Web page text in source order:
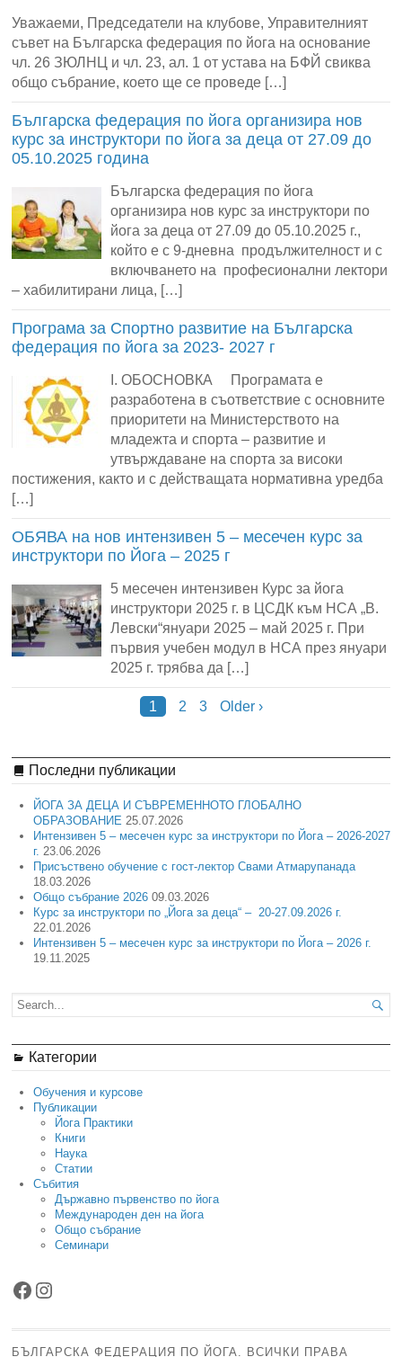
Уважаеми, Председатели на клубове, Управителният
съвет на Българска федерация по йога на основание
чл. 26 ЗЮЛНЦ и чл. 23, ал. 1 от устава на БФЙ свиква
общо събрание, което ще се проведе […]
Българска федерация по йога организира нов
курс за инструктори по йога за деца от 27.09 до
05.10.2025 година
Българска федерация по йога
организира нов курс за инструктори по
йога за деца от 27.09 до 05.10.2025 г.,
който е с 9-дневна продължителност и с
включването на професионални лектори
– хабилитирани лица, […]
Програма за Спортно развитие на Българска
федерация по йога за 2023- 2027 г
І. ОБОСНОВКА Програмата е
разработена в съответствие с основните
приоритети на Министерството на
младежта и спорта – развитие и
утвърждаване на спорта за високи
постижения, както и с действащата нормативна уредба
[…]
ОБЯВА на нов интензивен 5 – месечен курс за
инструктори по Йога – 2025 г
5 месечен интензивен Курс за йога
инструктори 2025 г. в ЦСДК към НСА „В.
Левски“януари 2025 – май 2025 г. При
първия учебен модул в НСА през януари
2025 г. трябва да […]
1 2 3 Older ›
Последни публикации
ЙОГА ЗА ДЕЦА И СЪВРЕМЕННОТО ГЛОБАЛНО
ОБРАЗОВАНИЕ 25.07.2026
Интензивен 5 – месечен курс за инструктори по Йога – 2026-2027
г. 23.06.2026
Присъствено обучение с гост-лектор Свами Атмарупанада
18.03.2026
Общо събрание 2026 09.03.2026
Курс за инструктори по „Йога за деца“ – 20-27.09.2026 г.
22.01.2026
Интензивен 5 – месечен курс за инструктори по Йога – 2026 г.
19.11.2025

Категории
Обучения и курсове
Публикации
Йога Практики
Книги
Наука
Статии
Събития
Държавно първенство по йога
Международен ден на йога
Общо събрание
Семинари
Facebook
Instagram
БЪЛГАРСКА ФЕДЕРАЦИЯ ПО ЙОГА. ВСИЧКИ ПРАВА